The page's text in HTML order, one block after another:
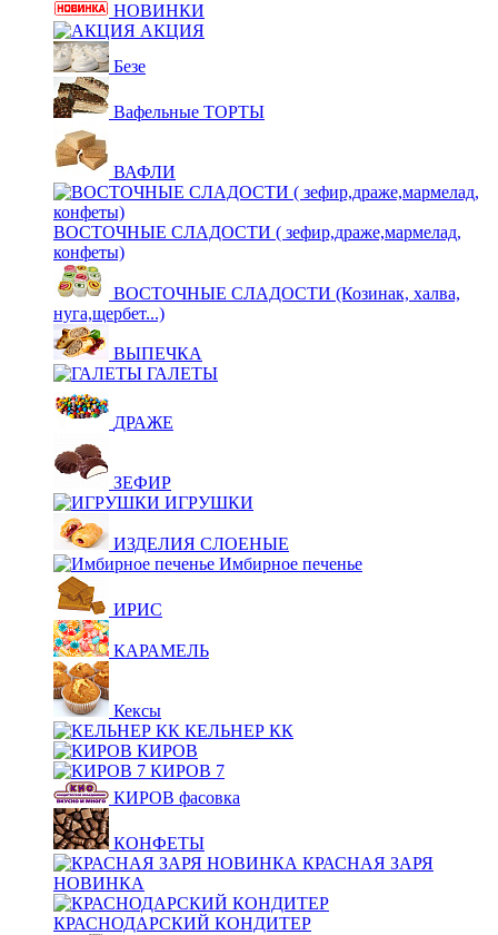
НОВИНКИ
АКЦИЯ
Безе
Вафельные ТОРТЫ
ВАФЛИ
ВОСТОЧНЫЕ СЛАДОСТИ ( зефир,драже,мармелад,
конфеты)
ВОСТОЧНЫЕ СЛАДОСТИ (Козинак, халва,
нуга,щербет...)
ВЫПЕЧКА
ГАЛЕТЫ
ДРАЖЕ
ЗЕФИР
ИГРУШКИ
ИЗДЕЛИЯ СЛОЕНЫЕ
Имбирное печенье
ИРИС
КАРАМЕЛЬ
Кексы
КЕЛЬНЕР КК
КИРОВ
КИРОВ 7
КИРОВ фасовка
КОНФЕТЫ
КРАСНАЯ ЗАРЯ
НОВИНКА
КРАСНОДАРСКИЙ КОНДИТЕР